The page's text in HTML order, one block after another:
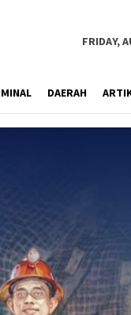
FRIDAY,
DAERAH